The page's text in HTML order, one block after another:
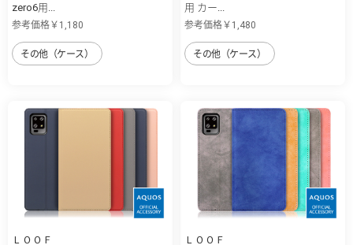
zero6用...
参考価格￥1,180
その他（ケース）
用 カー...
参考価格￥1,480
その他（ケース）
ＬＯＯＦ
ＬＯＯＦ